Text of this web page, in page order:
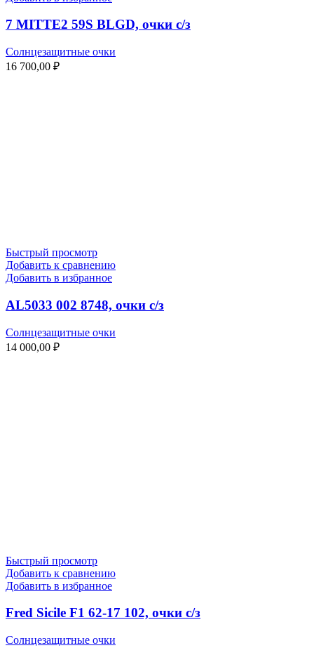
7 MITTE2 59S BLGD, очки с/з
Солнцезащитные очки
16 700,00 ₽
Быстрый просмотр
Добавить к сравнению
Добавить в избранное
AL5033 002 8748, очки с/з
Солнцезащитные очки
14 000,00 ₽
Быстрый просмотр
Добавить к сравнению
Добавить в избранное
Fred Sicile F1 62-17 102, очки с/з
Солнцезащитные очки